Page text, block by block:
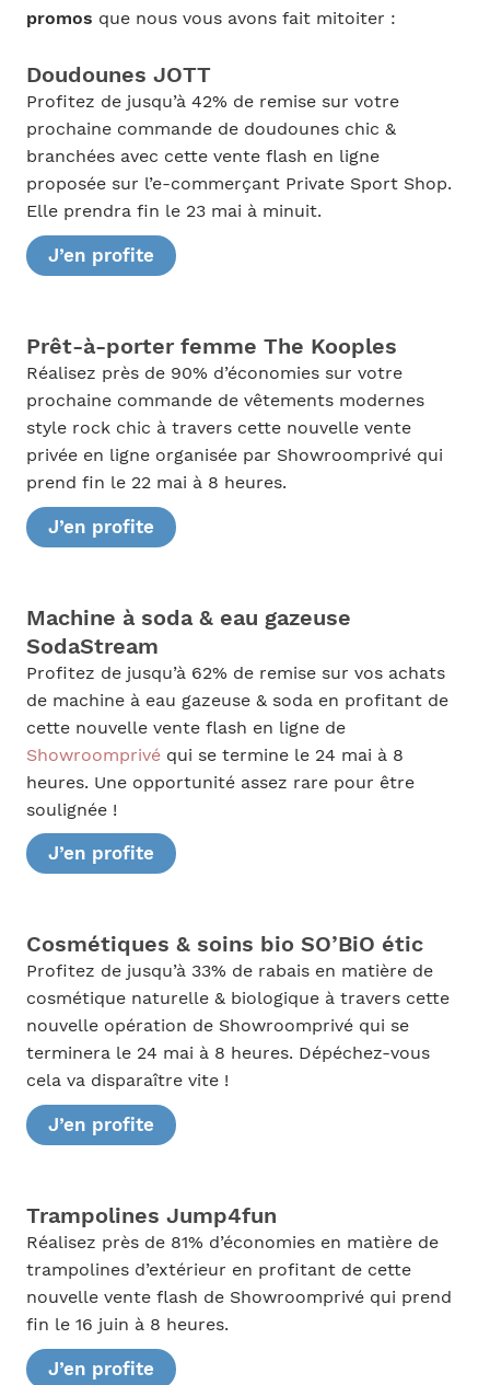
promos que nous vous avons fait mitoiter :
Doudounes JOTT
Profitez de jusqu’à 42% de remise sur votre
prochaine commande de doudounes chic &
branchées avec cette vente flash en ligne
proposée sur l’e-commerçant Private Sport Shop.
Elle prendra fin le 23 mai à minuit.
J’en profite
Prêt-à-porter femme The Kooples
Réalisez près de 90% d’économies sur votre
prochaine commande de vêtements modernes
style rock chic à travers cette nouvelle vente
privée en ligne organisée par Showroomprivé qui
prend fin le 22 mai à 8 heures.
J’en profite
Machine à soda & eau gazeuse
SodaStream
Profitez de jusqu’à 62% de remise sur vos achats
de machine à eau gazeuse & soda en profitant de
cette nouvelle vente flash en ligne de
Showroomprivéqui se termine le 24 mai à 8
heures. Une opportunité assez rare pour être
soulignée !
J’en profite
Cosmétiques & soins bio SO’BiO étic
Profitez de jusqu’à 33% de rabais en matière de
cosmétique naturelle & biologique à travers cette
nouvelle opération de Showroomprivé qui se
terminera le 24 mai à 8 heures. Dépéchez-vous
cela va disparaître vite !
J’en profite
Trampolines Jump4fun
Réalisez près de 81% d’économies en matière de
trampolines d’extérieur en profitant de cette
nouvelle vente flash de Showroomprivé qui prend
fin le 16 juin à 8 heures.
J’en profite